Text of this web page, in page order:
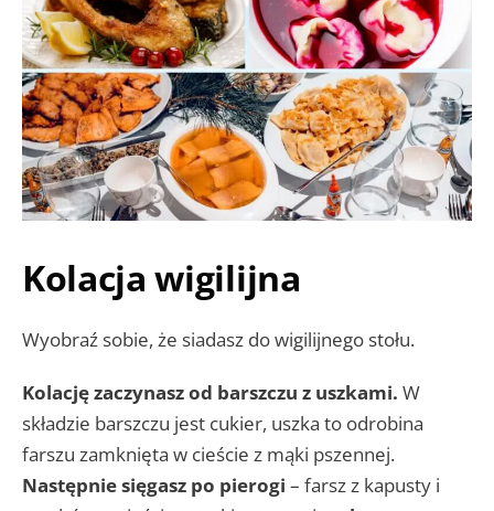
Kolacja wigilijna
Wyobraź sobie, że siadasz do wigilijnego stołu.
Kolację zaczynasz od barszczu z uszkami. W
składzie barszczu jest cukier, uszka to odrobina
farszu zamknięta w cieście z mąki pszennej.
Następnie sięgasz po pierogi – farsz z kapusty i